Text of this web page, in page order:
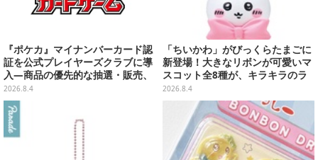
『ポケカ』マイナンバーカード認
証を公式プレイヤーズクラブに導
入―商品の優先的な抽選・販売、
公式大会への参加申し込みに活用
2026.8.4
「ちいかわ」がびっくらたまごに
新登場！大きなリボンが可愛いマ
スコット全8種が、キラキラのラ
メ入り入浴剤から飛び出す
2026.8.4